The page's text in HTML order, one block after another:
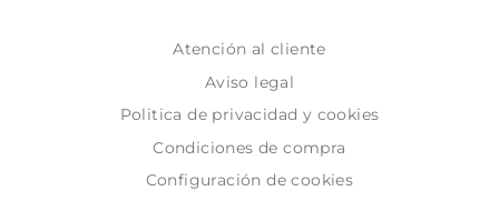
Atención al cliente
Aviso legal
Politica de privacidad y cookies
Condiciones de compra
Configuración de cookies